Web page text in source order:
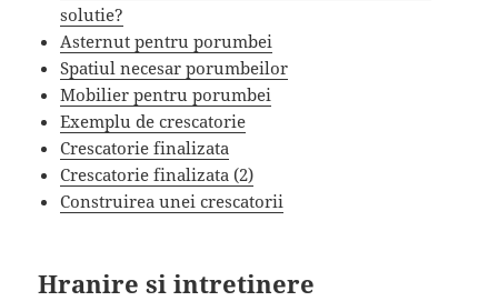
solutie?
Asternut pentru porumbei
Spatiul necesar porumbeilor
Mobilier pentru porumbei
Exemplu de crescatorie
Crescatorie finalizata
Crescatorie finalizata (2)
Construirea unei crescatorii
Hranire si intretinere